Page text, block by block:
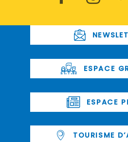
ESPACE
ESPACE
TOURISME